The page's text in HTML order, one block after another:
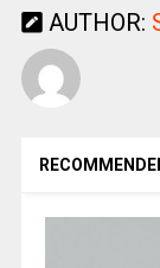
AUTHOR: